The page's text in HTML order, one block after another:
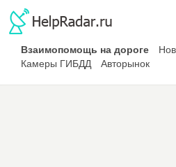
Взаимопомощь на дороге
Камеры ГИБДД
Авторынок